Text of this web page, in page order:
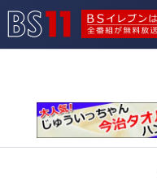
BSイレブンは全番組